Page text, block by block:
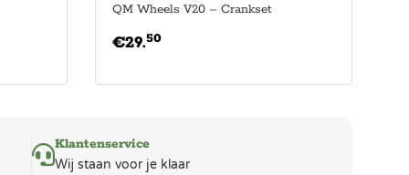
QM Wheels V20 – Crankset
€29.50
Klantenservice
Wij staan voor je klaar